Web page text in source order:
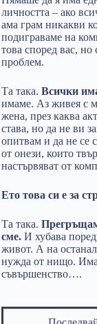
личността – ако
ама грам никакви
подиграваме на
това според вас,
проблем.
Та така. Всички
имаме. Аз живея с
жена, през каква
става, но да не ви
опитвам и да не се
от онези, които
настървяват от
Ето това си е за
Та така.
сме. И хубава
живот. А на
нужда от нищо.
съвършенство….